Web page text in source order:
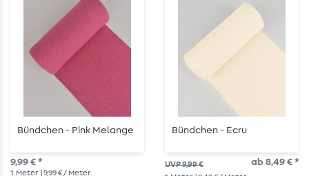
Bündchen - Pink Melange
9,99 € *
1 Meter | 9,99 € / Meter
Bündchen - Ecru
UVP 9,99 € ab 8,49 € *